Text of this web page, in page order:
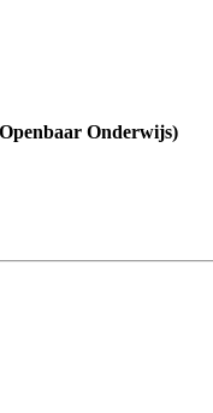
Onderwijs)